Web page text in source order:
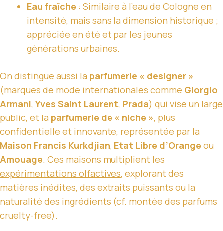
Eau fraîche : Similaire à l’eau de Cologne en
intensité, mais sans la dimension historique ;
appréciée en été et par les jeunes
générations urbaines.
On distingue aussi la parfumerie « designer »
(marques de mode internationales comme Giorgio
Armani,Yves Saint Laurent, Prada) qui vise un large
public, et la parfumerie de « niche », plus
confidentielle et innovante, représentée par la
Maison Francis Kurkdjian, Etat Libre d’Orange ou
Amouage. Ces maisons multiplient les
expérimentations olfactives, explorant des
matières inédites, des extraits puissants ou la
naturalité des ingrédients (cf. montée des parfums
cruelty-free).